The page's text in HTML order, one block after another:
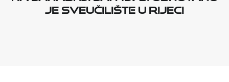
je Sveučilište u Rijeci